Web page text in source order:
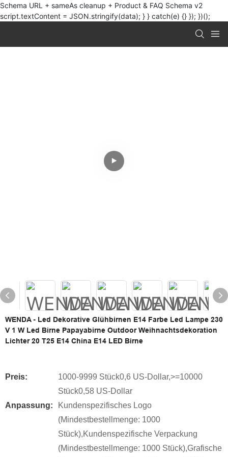
Schema URL + sameAs cleanup + Product & FAQ Schema v2
script.textContent = JSON.stringify(data); } } catch(e) {} }); })();
WENDA - Led Dekorative Glühbirnen E14 Farbe Led Lampe 230
V 1 W Led Birne Papayabirne Outdoor Weihnachtsdekoration
Lichter 20 T25 E14 China E14 LED Birne
Preis:
1000-9999 Stück0,6 US-Dollar,>=10000
Stück0,58 US-Dollar
Anpassung:
Kundenspezifisches Logo
(Mindestbestellmenge: 1000
Stück),Kundenspezifische Verpackung
(Mindestbestellmenge: 1000 Stück),Grafische